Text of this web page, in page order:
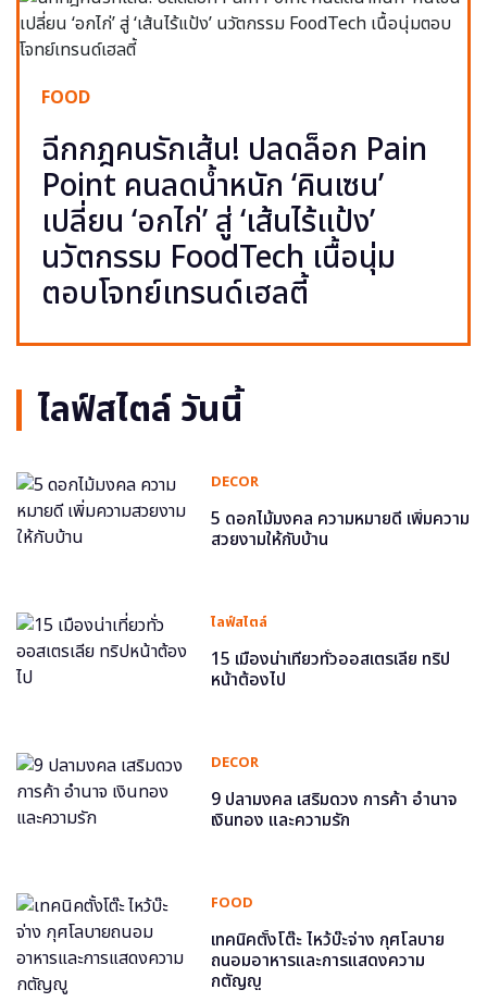
FOOD
ฉีกกฎคนรักเส้น! ปลดล็อก Pain
Point คนลดน้ำหนัก ‘คินเซน’
เปลี่ยน ‘อกไก่’ สู่ ‘เส้นไร้แป้ง’
นวัตกรรม FoodTech เนื้อนุ่ม
ตอบโจทย์เทรนด์เฮลตี้
ไลฟ์สไตล์ วันนี้
DECOR
5 ดอกไม้มงคล ความหมายดี เพิ่มความ
สวยงามให้กับบ้าน
ไลฟ์สไตล์
15 เมืองน่าเที่ยวทั่วออสเตรเลีย ทริป
หน้าต้องไป
DECOR
9 ปลามงคล เสริมดวง การค้า อำนาจ
เงินทอง และความรัก
FOOD
เทคนิคตั้งโต๊ะ ไหว้บ๊ะจ่าง กุศโลบาย
ถนอมอาหารและการแสดงความ
กตัญญู